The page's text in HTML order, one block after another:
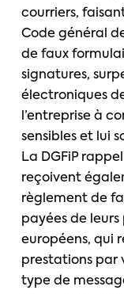
courriers,
Code général
de faux
signatures,
électroniques
l’entreprise à
sensibles et lui
La DGFiP
reçoivent
règlement de
payées de
européens, qui
prestations par
type de